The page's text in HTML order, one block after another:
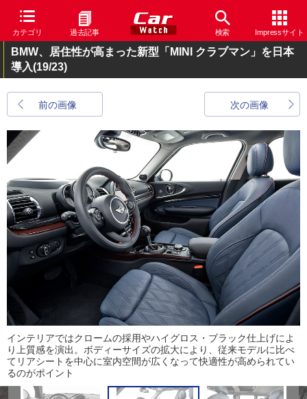
カテゴリ 過去記事 検索 Impressサイト
BMW、居住性が高まった新型「MINI クラブマン」を日本
導入(19/23)
前の画像 次の画像
インテリアではクロームの採用やハイグロス・ブラック仕上げによ
り上質感を演出。ボディーサイズの拡大により、従来モデルに比べ
てリアシートを中心に室内空間が広くなって快適性が高められてい
るのがポイント